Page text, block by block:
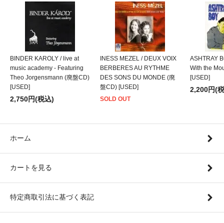
BINDER KAROLY / live at
music academy - Featuring
Theo Jorgensmann (廃盤CD)
[USED]
2,750円(税込)
INESS MEZEL / DEUX VOIX
BERBERES AU RYTHME
DES SONS DU MONDE (廃
盤CD) [USED]
SOLD OUT
ASHTRAY
With the
[USED]
2,200円(
ホーム
カートを見る
特定商取引法に基づく表記